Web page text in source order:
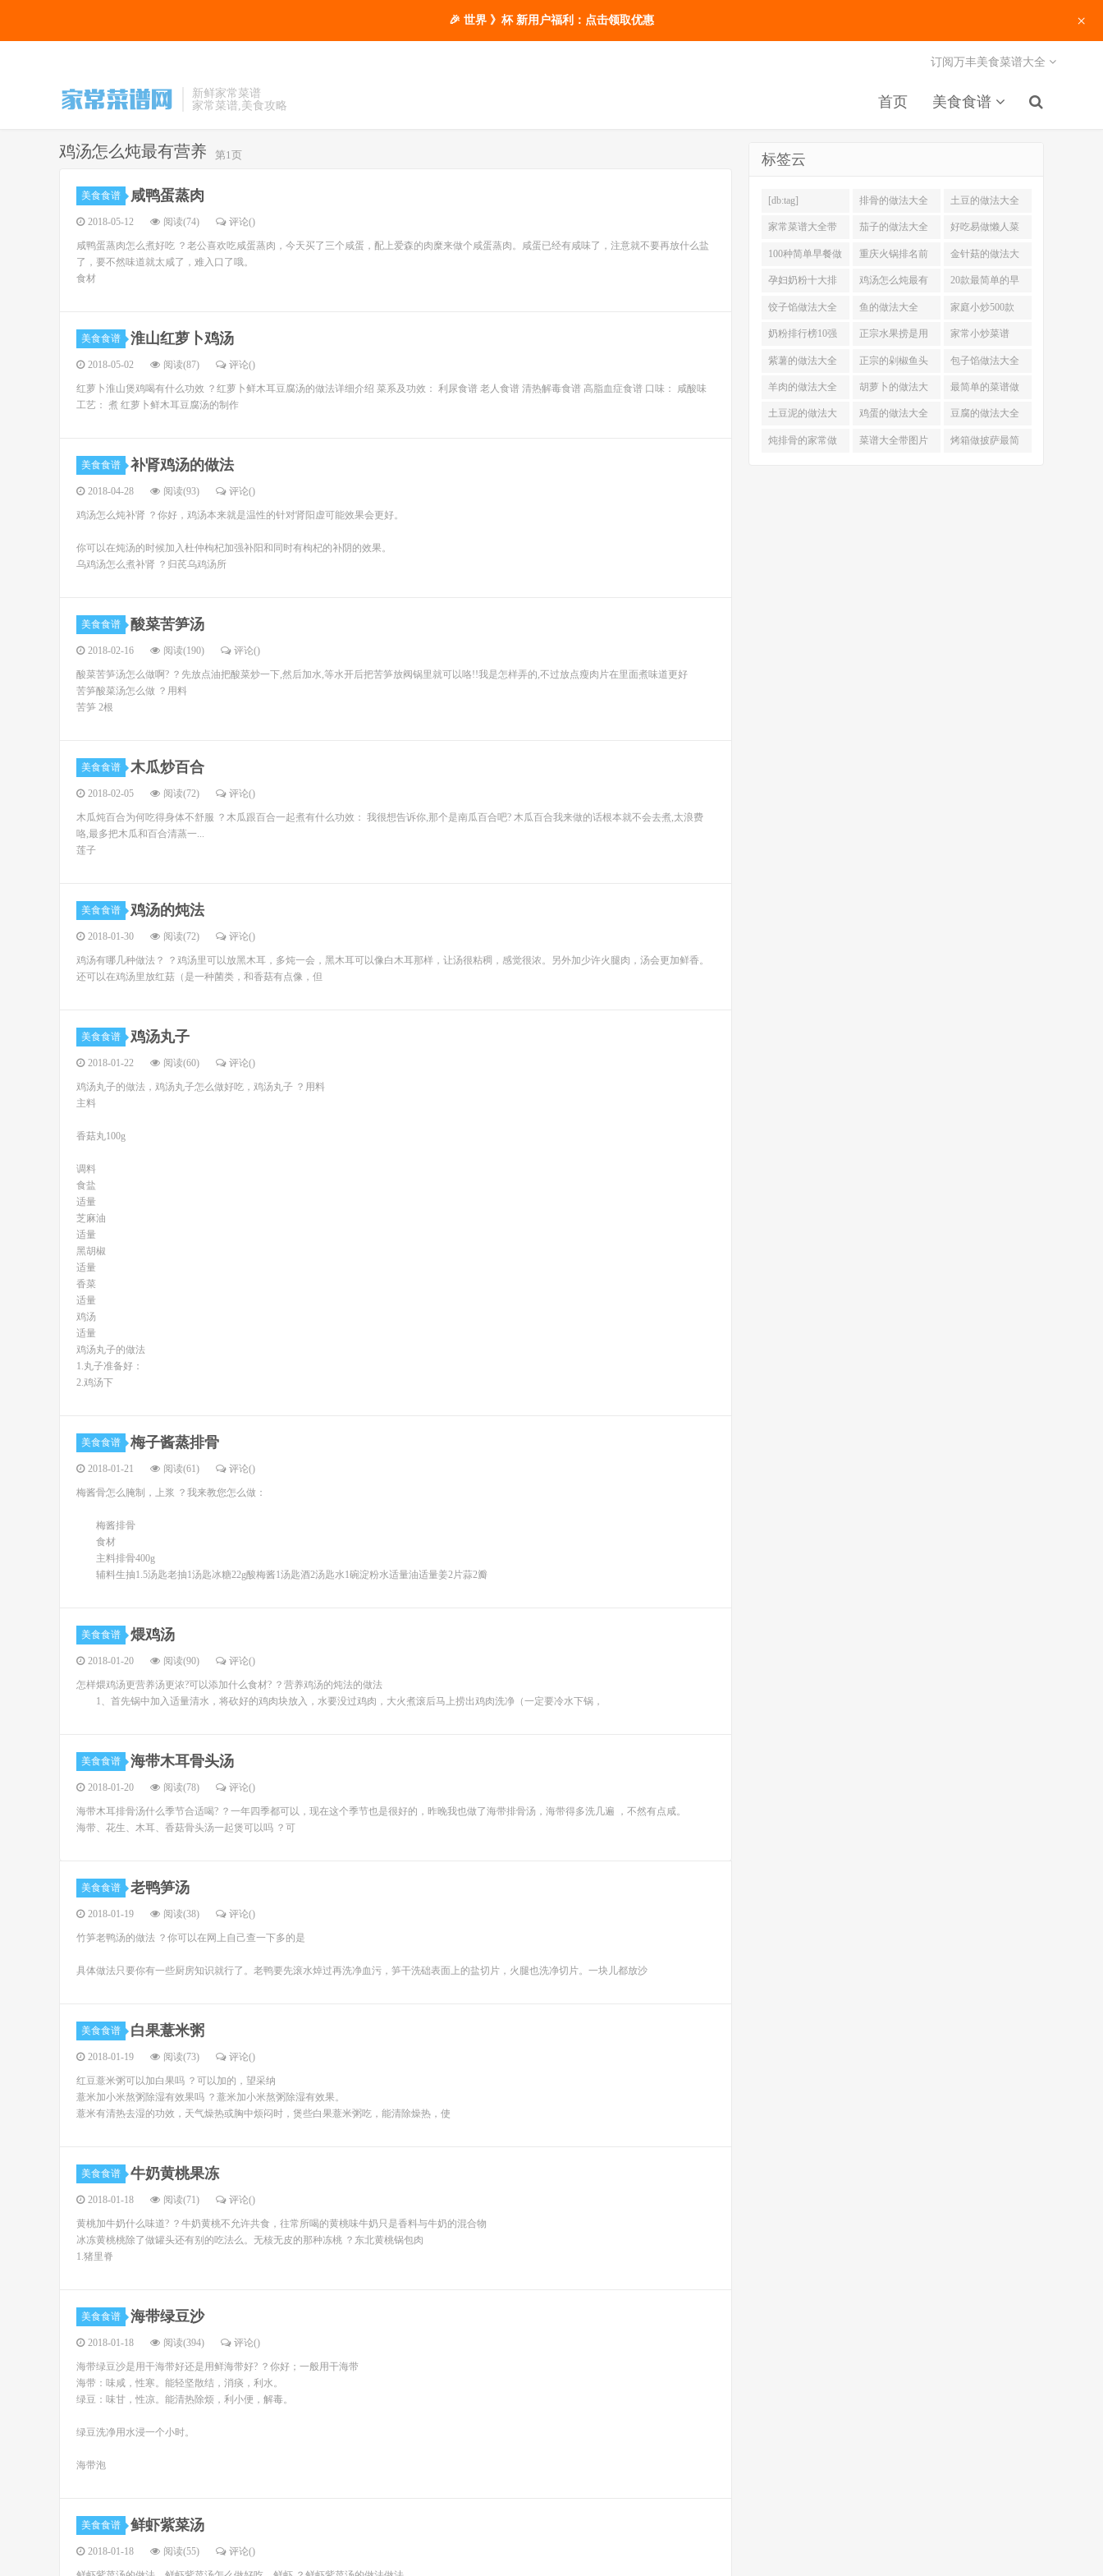
新鲜家常菜谱
家常菜谱,美食攻略
首页 美食食谱
订阅万丰美食菜谱大全
鸡汤怎么炖最有营养 第1页
美食食谱 咸鸭蛋蒸肉
2018-05-12 阅读(74) 评论()
咸鸭蛋蒸肉怎么煮好吃 ？老公喜欢吃咸蛋蒸肉，今天买了三个咸蛋，配上爱森的肉糜来做个咸蛋蒸肉。咸蛋已经有咸味了，注意就不要再放什么盐
了，要不然味道就太咸了，难入口了哦。
食材
美食食谱 淮山红萝卜鸡汤
2018-05-02 阅读(87) 评论()
红萝卜淮山煲鸡喝有什么功效 ？红萝卜鲜木耳豆腐汤的做法详细介绍 菜系及功效： 利尿食谱 老人食谱 清热解毒食谱 高脂血症食谱 口味： 咸酸味
工艺： 煮 红萝卜鲜木耳豆腐汤的制作
美食食谱 补肾鸡汤的做法
2018-04-28 阅读(93) 评论()
鸡汤怎么炖补肾 ？你好，鸡汤本来就是温性的针对肾阳虚可能效果会更好。
你可以在炖汤的时候加入杜仲枸杞加强补阳和同时有枸杞的补阴的效果。
乌鸡汤怎么煮补肾 ？归芪乌鸡汤所
美食食谱 酸菜苦笋汤
2018-02-16 阅读(190) 评论()
酸菜苦笋汤怎么做啊? ？先放点油把酸菜炒一下,然后加水,等水开后把苦笋放阀锅里就可以咯!!我是怎样弄的,不过放点瘦肉片在里面煮味道更好
苦笋酸菜汤怎么做 ？用料
苦笋 2根
美食食谱 木瓜炒百合
2018-02-05 阅读(72) 评论()
木瓜炖百合为何吃得身体不舒服 ？木瓜跟百合一起煮有什么功效： 我很想告诉你,那个是南瓜百合吧? 木瓜百合我来做的话根本就不会去煮,太浪费
咯,最多把木瓜和百合清蒸一...
莲子
美食食谱 鸡汤的炖法
2018-01-30 阅读(72) 评论()
鸡汤有哪几种做法？ ？鸡汤里可以放黑木耳，多炖一会，黑木耳可以像白木耳那样，让汤很粘稠，感觉很浓。另外加少许火腿肉，汤会更加鲜香。
还可以在鸡汤里放红菇（是一种菌类，和香菇有点像，但
美食食谱 鸡汤丸子
2018-01-22 阅读(60) 评论()
鸡汤丸子的做法，鸡汤丸子怎么做好吃，鸡汤丸子 ？用料
主料
香菇丸100g
调料
食盐
适量
芝麻油
适量
黑胡椒
适量
香菜
适量
鸡汤
适量
鸡汤丸子的做法
1.丸子准备好：
2.鸡汤下
美食食谱 梅子酱蒸排骨
2018-01-21 阅读(61) 评论()
梅酱骨怎么腌制，上浆 ？我来教您怎么做：
梅酱排骨
食材
主料排骨400g
辅料生抽1.5汤匙老抽1汤匙冰糖22g酸梅酱1汤匙酒2汤匙水1碗淀粉水适量油适量姜2片蒜2瓣
美食食谱 煨鸡汤
2018-01-20 阅读(90) 评论()
怎样煨鸡汤更营养汤更浓?可以添加什么食材? ？营养鸡汤的炖法的做法
1、首先锅中加入适量清水，将砍好的鸡肉块放入，水要没过鸡肉，大火煮滚后马上捞出鸡肉洗净（一定要冷水下锅，
美食食谱 海带木耳骨头汤
2018-01-20 阅读(78) 评论()
海带木耳排骨汤什么季节合适喝? ？一年四季都可以，现在这个季节也是很好的，昨晚我也做了海带排骨汤，海带得多洗几遍 ，不然有点咸。
海带、花生、木耳、香菇骨头汤一起煲可以吗 ？可
美食食谱 老鸭笋汤
2018-01-19 阅读(38) 评论()
竹笋老鸭汤的做法 ？你可以在网上自己查一下多的是
具体做法只要你有一些厨房知识就行了。老鸭要先滚水焯过再洗净血污，笋干洗础表面上的盐切片，火腿也洗净切片。一块儿都放沙
美食食谱 白果薏米粥
2018-01-19 阅读(73) 评论()
红豆薏米粥可以加白果吗 ？可以加的，望采纳
薏米加小米熬粥除湿有效果吗 ？薏米加小米熬粥除湿有效果。
薏米有清热去湿的功效，天气燥热或胸中烦闷时，煲些白果薏米粥吃，能清除燥热，使
美食食谱 牛奶黄桃果冻
2018-01-18 阅读(71) 评论()
黄桃加牛奶什么味道? ？牛奶黄桃不允许共食，往常所喝的黄桃味牛奶只是香料与牛奶的混合物
冰冻黄桃桃除了做罐头还有别的吃法么。无核无皮的那种冻桃 ？东北黄桃锅包肉
1.猪里脊
美食食谱 海带绿豆沙
2018-01-18 阅读(394) 评论()
海带绿豆沙是用干海带好还是用鲜海带好? ？你好；一般用干海带
海带：味咸，性寒。能轻坚散结，消痰，利水。
绿豆：味甘，性凉。能清热除烦，利小便，解毒。
绿豆洗净用水浸一个小时。
海带泡
美食食谱 鲜虾紫菜汤
2018-01-18 阅读(55) 评论()
标签云
[db:tag] 排骨的做法大全 土豆的做法大全
家常菜谱大全带
图片
茄子的做法大全 好吃易做懒人菜
200例
100种简单早餐做
法大全
重庆火锅排名前
十强
金针菇的做法大
全
孕妇奶粉十大排
名
鸡汤怎么炖最有
营养
20款最简单的早
餐做法
饺子馅做法大全 鱼的做法大全 家庭小炒500款
奶粉排行榜10强 正宗水果捞是用
什么奶
家常小炒菜谱
1000大全
紫薯的做法大全 正宗的剁椒鱼头
的做法
包子馅做法大全
羊肉的做法大全 胡萝卜的做法大
全
最简单的菜谱做
法大全
土豆泥的做法大
全
鸡蛋的做法大全 豆腐的做法大全
炖排骨的家常做 菜谱大全带图片 烤箱做披萨最简
🎉 世界 》杯 新用户福利：点击领取优惠 ×